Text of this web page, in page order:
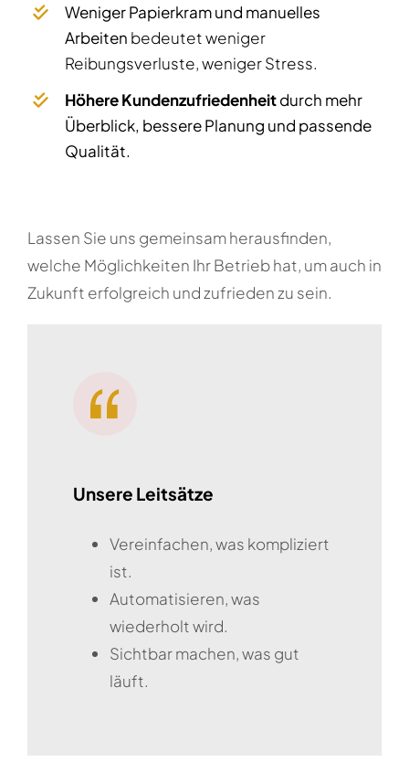
Weniger Papierkram und manuelles
Arbeiten bedeutet weniger
Reibungsverluste, weniger Stress.
Höhere Kundenzufriedenheitdurch mehr
Überblick, bessere Planung und passende
Qualität.
Lassen Sie uns gemeinsam herausfinden,
welche Möglichkeiten Ihr Betrieb hat, um auch in
Zukunft erfolgreich und zufrieden zu sein.
Unsere Leitsätze
Vereinfachen, was kompliziert
ist.
Automatisieren, was
wiederholt wird.
Sichtbar machen, was gut
läuft.